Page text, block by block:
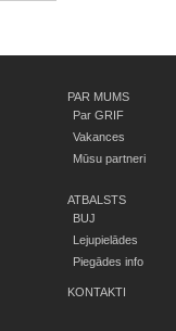
PAR MUMS
Par GRIF
Vakances
Mūsu partneri
ATBALSTS
BUJ
Lejupielādes
Piegādes info
KONTAKTI